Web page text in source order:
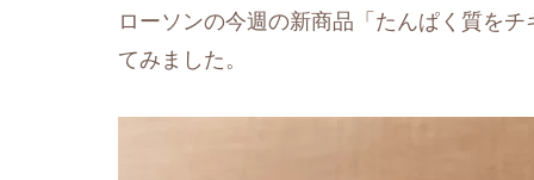
ローソンの今週の新商品「たんぱく質を
てみました。